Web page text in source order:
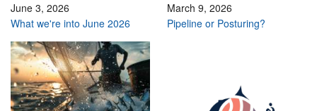
June 3, 2026
What we're into June 2026
March 9, 2026
Pipeline or Posturing?